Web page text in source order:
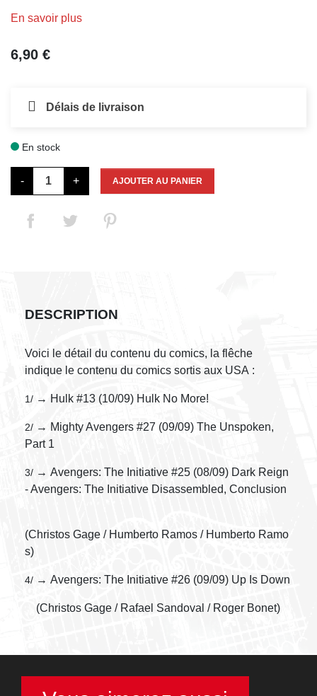
En savoir plus
6,90 €
Délais de livraison
En stock
- + AJOUTER AU PANIER
DESCRIPTION
Voici le détail du contenu du comics, la flêche
indique le contenu du comics sortis aux USA :
1/ → Hulk #13 (10/09) Hulk No More!
2/ → Mighty Avengers #27 (09/09) The Unspoken,
Part 1
3/ → Avengers: The Initiative #25 (08/09) Dark Reign
- Avengers: The Initiative Disassembled, Conclusion
(Christos Gage / Humberto Ramos / Humberto Ramo
s)
4/ → Avengers: The Initiative #26 (09/09) Up Is Down
(Christos Gage / Rafael Sandoval / Roger Bonet)